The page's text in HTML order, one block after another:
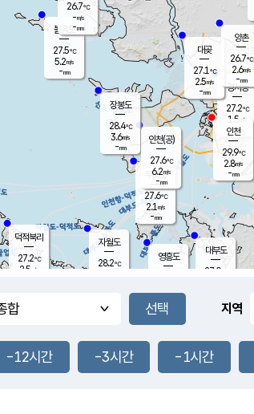
풍도
1.4m/s
무의도
27.6℃
2.1 m/s
-mm
영흥도
볼음도
27.5℃
5.2m/s
-mm
자월도
28.2℃
장봉도
28.4℃
3.6m/s
-mm
대부도
27.0
경서동
27.2℃
1.5 m/s
-mm
대곶
27.1℃
2.5m/s
-mm
양촌
26.7℃
2.6m/s
-mm
덕적북리
27.2℃
2.5 m/s
인천(공)
27.6℃
6.2m/s
-mm
26.7℃
-m/s
-mm
인천
29.9℃
2.8m/s
-mm
지역
-12시간 -3시간 -1시간